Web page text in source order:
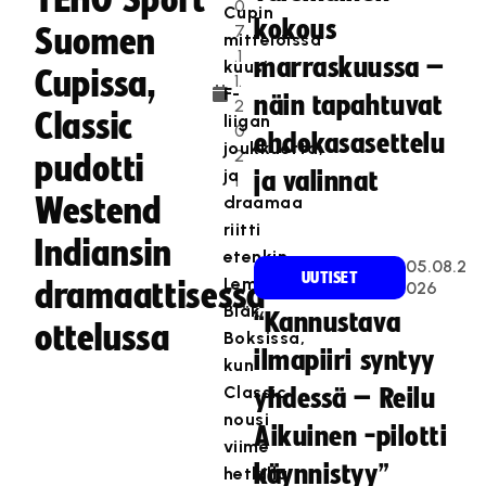
Suomen
Cupissa,
Classic
pudotti
Westend
Indiansin
dramaattisessa
ottelussa
0
7
.1
1.
2
0
2
1
Cupin
mittelöissä
kuusi
F-
liigan
joukkuetta,
ja
draamaa
riitti
etenkin
Lempäälän
Bläk
Boksissa,
kun
Classic
nousi
viime
hetkillä
kokous
marraskuussa –
näin tapahtuvat
ehdokasasettelu
ja valinnat
UUTISET
05.08.2
026
“Kannustava
ilmapiiri syntyy
yhdessä – Reilu
Aikuinen -pilotti
käynnistyy”